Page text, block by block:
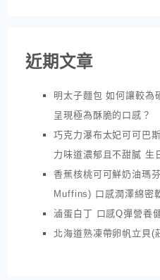
近期文章
明太子麵包 如何讓較為
呈現極為酥脆的口感？
巧克力瀑布太妃可可巴
力味道濃郁且不甜膩 生
香蕉核桃可可鮮奶油瑪
Muffins) 口感潤澤綿密
滷蛋白丁 口感Q彈營養
北海道熟凍帶卵帆立貝(